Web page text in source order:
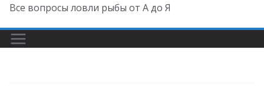
Все вопросы ловли рыбы от А до Я